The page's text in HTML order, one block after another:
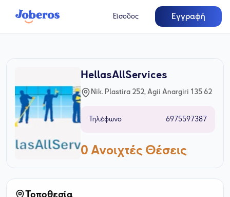
Είσοδος Εγγραφή
HellasAllServices
Nik. Plastira 252, Agii Anargiri 135 62
Τηλέφωνο 6975597387
0 Ανοιχτές Θέσεις
Τοποθεσία